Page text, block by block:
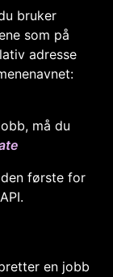
bruker
som på
adresse
må du
første for
en jobb